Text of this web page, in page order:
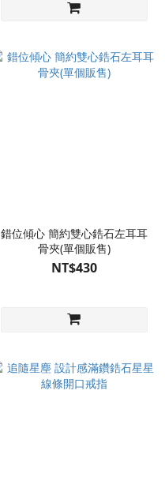
錯位傾心 簡約雙心鋯石左耳耳
骨夾(單個販售)
NT$430